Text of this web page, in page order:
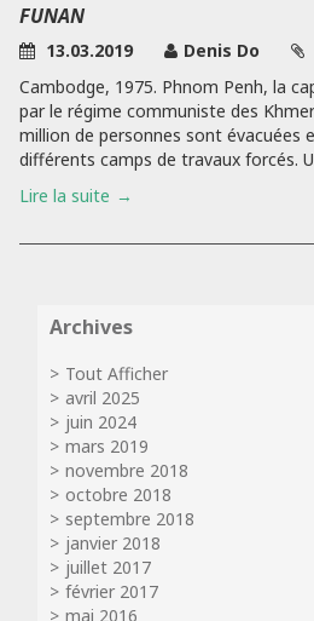
FUNAN
13.03.2019 Denis Do
Cambodge, 1975. Phnom Penh, la
par le régime communiste des
million de personnes sont évacuées
différents camps de travaux forcés.
Lire la suite
Archives
Tout Afficher
avril 2025
juin 2024
mars 2019
novembre 2018
octobre 2018
septembre 2018
janvier 2018
juillet 2017
février 2017
mai 2016